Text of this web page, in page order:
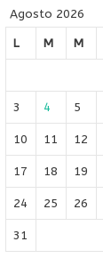
Agosto 2026
L
M M
3 4 5
10 11 12
17 18 19
24 25 26
31